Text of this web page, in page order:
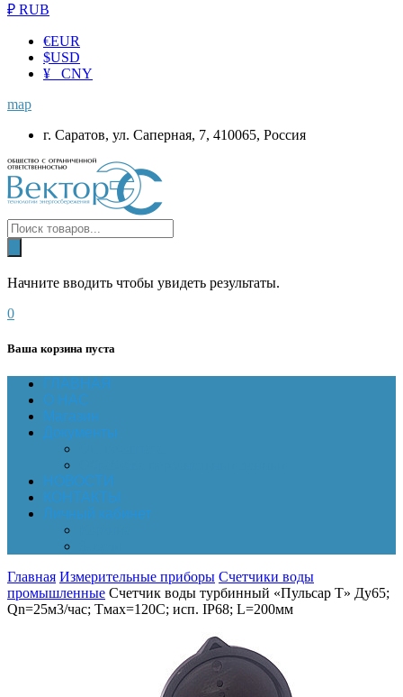
₽ RUB
€EUR
$USD
¥ CNY
map
г. Саратов, ул. Саперная, 7, 410065, Россия
Начните вводить чтобы увидеть результаты.
0
Ваша корзина пуста
ГЛАВНАЯ
О НАС
Магазин
Документы
НОВОСТИ
КОНТАКТЫ
Личный кабинет
Главная Измерительные приборы Счетчики воды
промышленные Счетчик воды турбинный «Пульсар Т» Ду65;
Qn=25м3/час; Тмах=120С; исп. IP68; L=200мм